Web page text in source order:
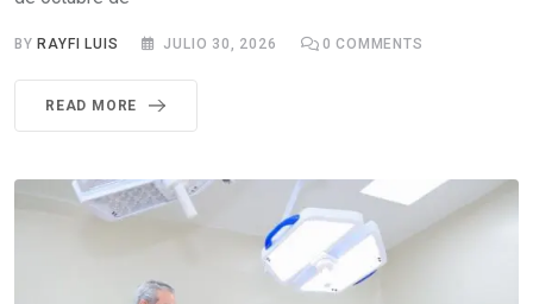
BY RAYFI LUIS JULIO 30, 2026 0 COMMENTS
READ MORE